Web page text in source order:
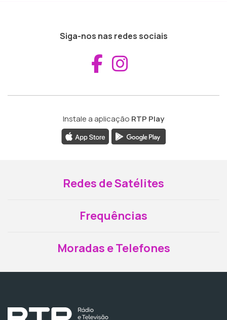
Siga-nos nas redes sociais
Aceder ao
Instale a aplicação RTP Play
Redes de Satélites
Frequências
Moradas e Telefones